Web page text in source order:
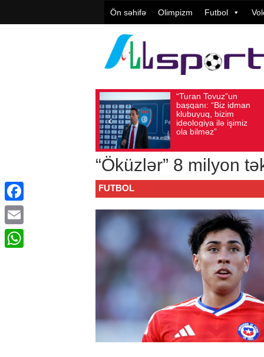
Ön səhifə Olimpizm Futbol
başqanı: “Biz idman
klubuyuq, bizim
ideologiya ilə işimiz
ola bilməz”
Vüqar
yüksək
Avqust 05, 2026
“Öküzlər” 8 milyon
FUTBOL
Facebook
Email